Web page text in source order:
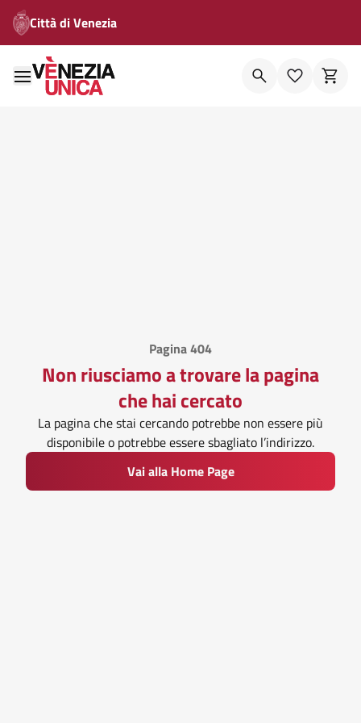
Città di Venezia
Pagina 404
Non riusciamo a trovare la pagina
che hai cercato
La pagina che stai cercando potrebbe non essere più
disponibile o potrebbe essere sbagliato l’indirizzo.
Vai alla Home Page